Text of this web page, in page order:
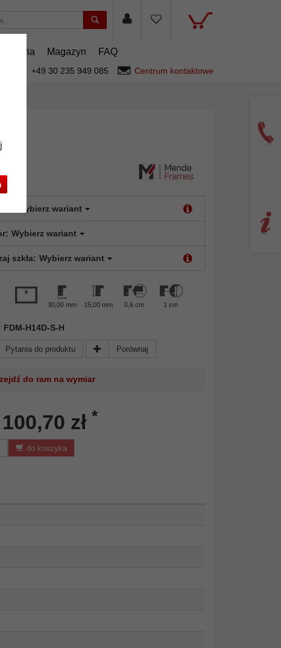
Magazyn FAQ
+49 30 235 949 085 Centrum kontaktowe
Wybierz wariant
Wybierz wariant
szkła: Wybierz wariant
30,00 mm 15,00 mm 0,6 cm 1 cm
FDM-H14D-S-H
Pytania do produktu Porównaj
do ram na wymiar
zł *
do koszyka